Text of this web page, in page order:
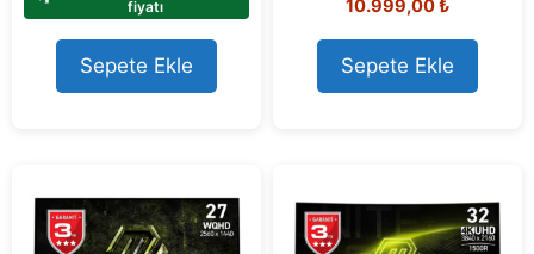
f
5
fiyatı
Sepete Ekle
o
t
o
f
5
10.999,00₺
Sepete Ekle